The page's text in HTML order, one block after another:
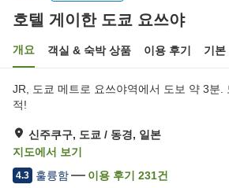
호텔 게이한 도쿄 요쓰야
개요 객실 & 숙박 상품 이용 후기 기본
JR, 도쿄 메트로 요쓰야역에서 도보 약 3분.
적!
신주쿠구, 도쿄 / 동경, 일본
지도에서 보기
4.3 훌륭함 이용 후기 231건